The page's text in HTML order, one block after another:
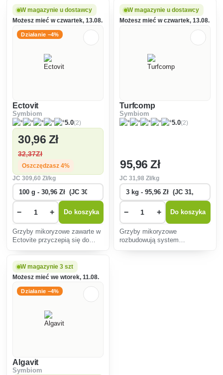
rozrastać, czerpiąc składniki
odżywcze z gleby i wspierając
ich efektywniejsze
dostarczanie roślinom,
W magazynie u dostawcy
Możesz mieć w czwartek, 13.08.
Działanie −4%
Ectovit
Symbiom
5.0(2)
30,96 Zł
32,37Zł
Oszczędzasz 4%
JC309,60 Zł/kg
− + Do koszyka
Grzyby mikoryzowe zawarte w
Ectovite przyczepią się do
odżywcze z gleby i wspierając
roślinę przez całe jej życie.
W magazynie u dostawcy
Możesz mieć w czwartek, 13.08.
Turfcomp
Symbiom
5.0(2)
95,96 Zł
JC 31,98 Zł/kg
− + Do koszyka
Grzyby mikoryzowe
rozbudowują system
W magazynie 3 szt
Możesz mieć we wtorek, 11.08.
Działanie −4%
Algavit
Symbiom